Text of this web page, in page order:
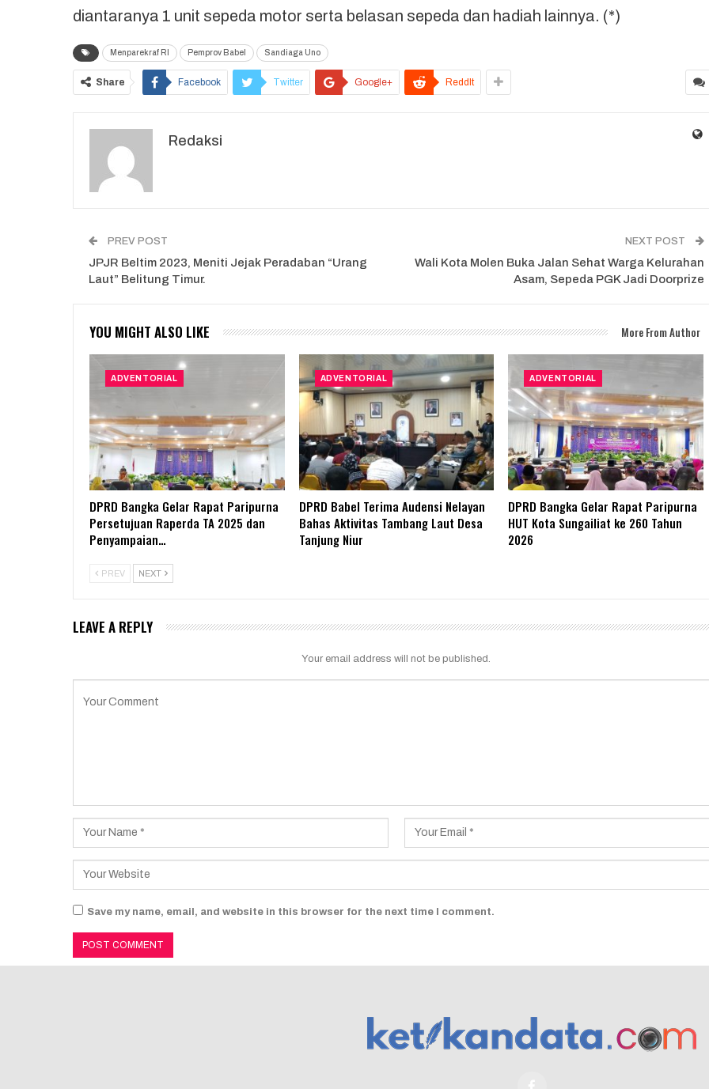
diantaranya 1 unit sepeda motor serta belasan sepeda dan hadiah lainnya. (*)
Menparekraf RI Pemprov Babel Sandiaga Uno
Share Facebook Twitter Google+ ReddIt
Redaksi
PREV POST
JPJR Beltim 2023, Meniti Jejak Peradaban “Urang
Laut” Belitung Timur.
NEXT POST
Wali Kota Molen Buka Jalan Sehat Warga Kelurahan
Asam, Sepeda PGK Jadi Doorprize
YOU MIGHT ALSO LIKE More From Author
ADVENTORIAL
DPRD Bangka Gelar Rapat Paripurna
Persetujuan Raperda TA 2025 dan
Penyampaian…
ADVENTORIAL
DPRD Babel Terima Audensi Nelayan
Bahas Aktivitas Tambang Laut Desa
Tanjung Niur
ADVENTORIAL
DPRD Bangka Gelar Rapat Paripurna
HUT Kota Sungailiat ke 260 Tahun
2026
PREV NEXT
LEAVE A REPLY
Your email address will not be published.
Save my name, email, and website in this browser for the next time I comment.